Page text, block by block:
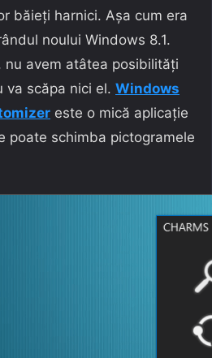
băieți harnici. Așa cum era
noului Windows 8.1.
nu avem atâtea posibilități
va scăpa nici el. Windows
este o mică aplicație
poate schimba pictogramele